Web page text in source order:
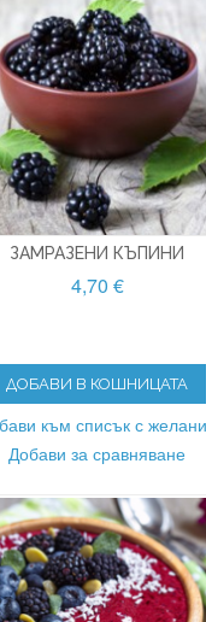
ЗАМРАЗЕНИ КЪПИНИ
4,70 €
ДОБАВИ В КОШНИЦАТА
към списък с
Добави за сравняване